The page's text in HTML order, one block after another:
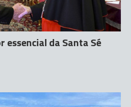
essencial da Santa Sé